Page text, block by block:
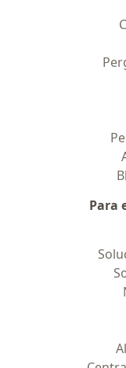
Para